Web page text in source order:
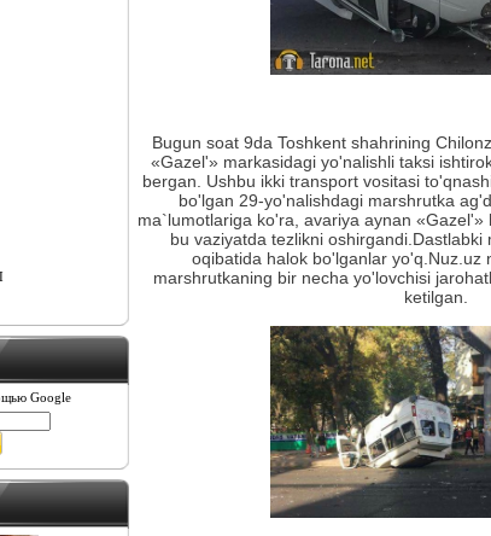
Google
Bugun soat 9da Toshkent shahrining
«Gazel'» markasidagi yo'nalishli taksi
bergan. Ushbu ikki transport vositasi
bo'lgan 29-yo'nalishdagi marshrutka
ma`lumotlariga ko'ra, avariya aynan
bu vaziyatda tezlikni
oqibatida halok bo'lganlar yo'q.Nuz.uz
marshrutkaning bir necha yo'lovchisi
ketilgan.